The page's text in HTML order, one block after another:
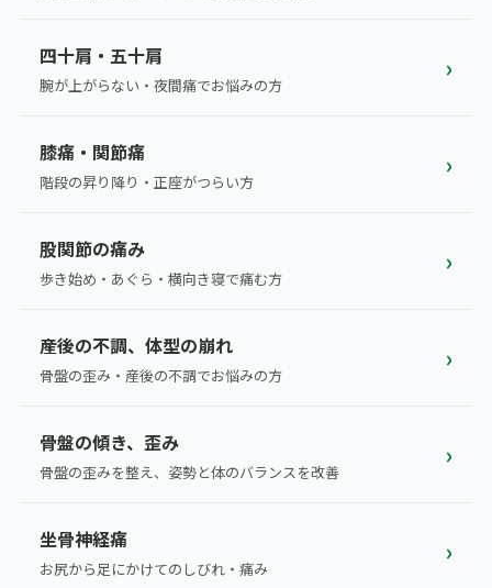
寝違え
疲労回復
ゴルフ
町田エリア（2院）
中国
九州
鹿児島エリア（3院）
→ エリア一覧（全11エリア）
お客様の声
四十肩・五十肩
腕が上がらない・夜間痛でお悩みの方
›
膝痛・関節痛
階段の昇り降り・正座がつらい方
›
股関節の痛み
歩き始め・あぐら・横向き寝で痛む方
›
産後の不調、体型の崩れ
骨盤の歪み・産後の不調でお悩みの方
›
骨盤の傾き、歪み
骨盤の歪みを整え、姿勢と体のバランスを改善
›
坐骨神経痛
お尻から足にかけてのしびれ・痛み
›